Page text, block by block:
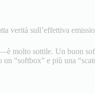
verità sull’effettiva
molto sottile. Un buon
“softbox” e più una